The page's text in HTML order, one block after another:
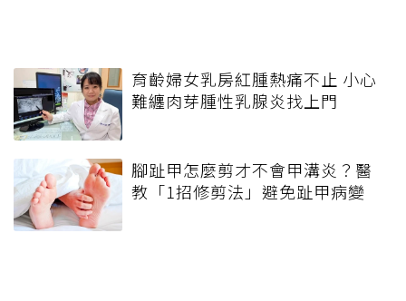
育齡婦女乳房紅腫熱痛不止 小心
難纏肉芽腫性乳腺炎找上門
腳趾甲怎麼剪才不會甲溝炎？醫
教「1招修剪法」避免趾甲病變